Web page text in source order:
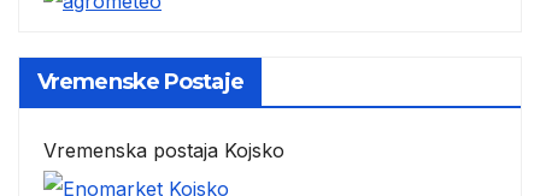
Vremenske Postaje
Vremenska postaja Kojsko